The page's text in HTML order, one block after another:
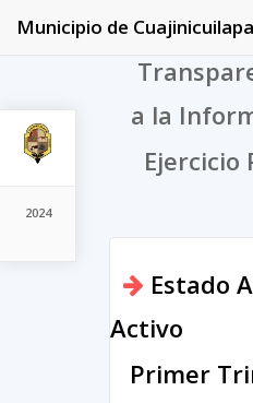
2024
Municipio de
a la
Ejercicio
Estado
Activo
Primer